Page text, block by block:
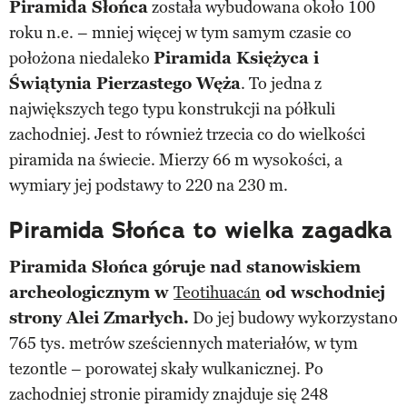
Piramida Słońcazostała wybudowana około 100
roku n.e. – mniej więcej w tym samym czasie co
położona niedaleko Piramida Księżyca i
Świątynia Pierzastego Węża. To jedna z
największych tego typu konstrukcji na półkuli
zachodniej. Jest to również trzecia co do wielkości
piramida na świecie. Mierzy 66 m wysokości, a
wymiary jej podstawy to 220 na 230 m.
Piramida Słońca to wielka zagadka
Piramida Słońca góruje nad stanowiskiem
archeologicznym w Teotihuacán od wschodniej
strony Alei Zmarłych. Do jej budowy wykorzystano
765 tys. metrów sześciennych materiałów, w tym
tezontle – porowatej skały wulkanicznej. Po
zachodniej stronie piramidy znajduje się 248